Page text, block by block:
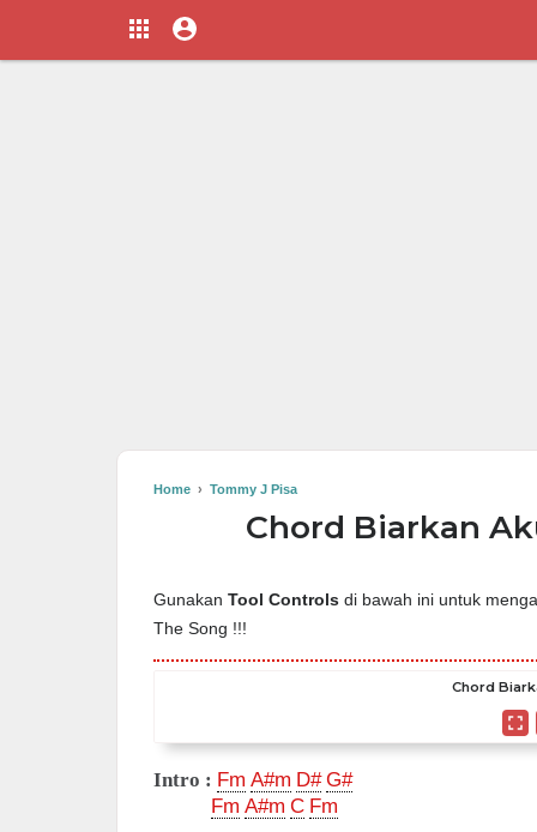
Home › Tommy J Pisa
Chord Biarkan
Gunakan Tool Controls di bawah ini untuk
The Song !!!
Chord
Intro : Fm A#m D# G#
Fm A#m C Fm